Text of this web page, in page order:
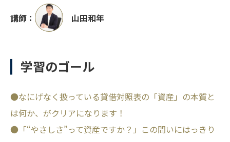
講師： 山田和年
学習のゴール
●なにげなく扱っている貸借対照表の「資産」の本質と
は何か、がクリアになります！
●「“やさしさ”って資産ですか？」この問いにはっきり